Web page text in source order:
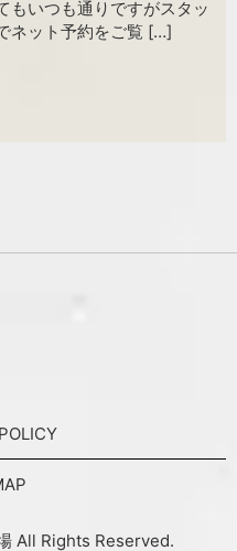
もいつも通りですがスタッ
ネット予約をご覧 […]
All Rights Reserved.